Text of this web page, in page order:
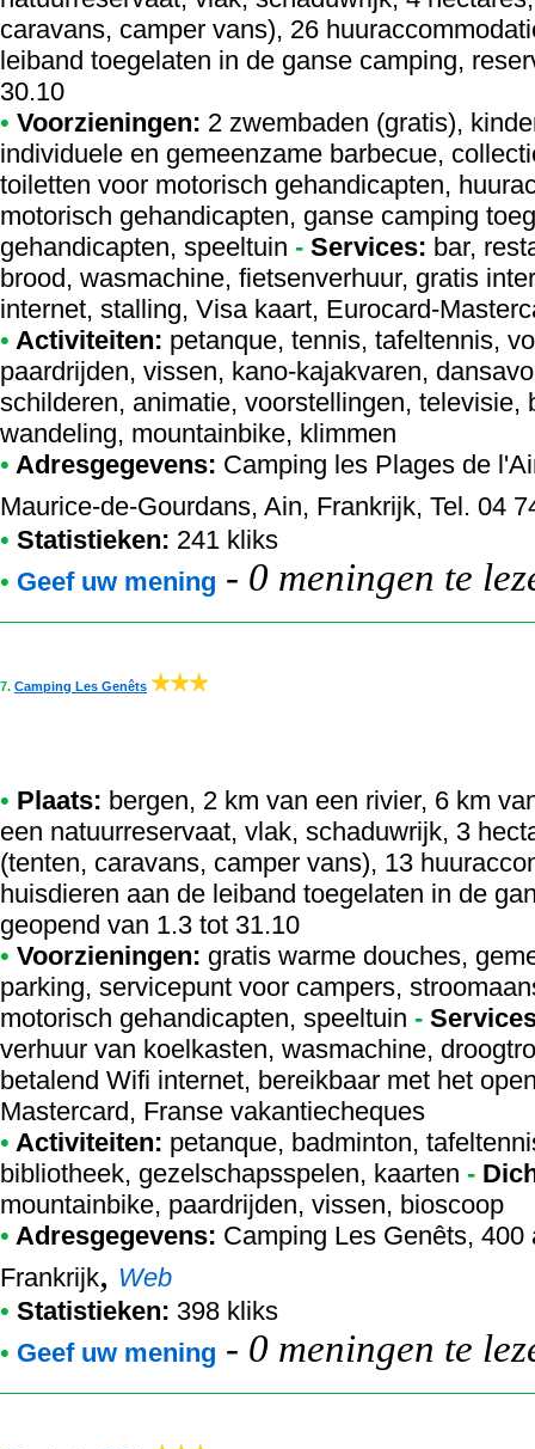
caravans, camper vans), 26
leiband toegelaten in de ganse camping,
30.10
• Voorzieningen: 2 zwembaden (gratis),
individuele en gemeenzame barbecue,
toiletten voor motorisch gehandicapten,
motorisch gehandicapten, ganse camping
gehandicapten, speeltuin - Services: bar,
brood, wasmachine, fietsenverhuur, gratis
internet, stalling, Visa kaart, Eurocard-
• Activiteiten: petanque, tennis, tafeltennis,
paardrijden, vissen, kano-kajakvaren,
schilderen, animatie, voorstellingen, televisie,
wandeling, mountainbike, klimmen
• Adresgegevens: Camping les Plages de
Maurice-de-Gourdans, Ain, Frankrijk, Tel. 04
• Statistieken: 241 kliks
• Geef uw mening - 0 meningen te
7. Camping Les Genêts
• Plaats: bergen, 2 km van een rivier, 6 km
een natuurreservaat, vlak, schaduwrijk, 3
(tenten, caravans, camper vans), 13
huisdieren aan de leiband toegelaten in de
geopend van 1.3 tot 31.10
• Voorzieningen: gratis warme douches,
parking, servicepunt voor campers,
motorisch gehandicapten, speeltuin -
verhuur van koelkasten, wasmachine,
betalend Wifi internet, bereikbaar met het
Mastercard, Franse vakantiecheques
• Activiteiten: petanque, badminton,
bibliotheek, gezelschapsspelen, kaarten -
mountainbike, paardrijden, vissen, bioscoop
• Adresgegevens: Camping Les Genêts, 400
Frankrijk, Web
• Statistieken: 398 kliks
• Geef uw mening - 0 meningen te